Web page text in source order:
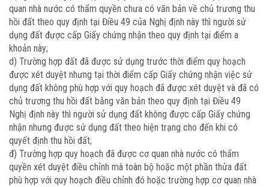
quan nhà nước có thẩm quyền chưa có văn bản về chủ trương thu
hồi đất theo quy định tại Điều 49 của Nghị định này thì người sử
dụng đất được cấp Giấy chứng nhận theo quy định tại điểm a
khoản này;
d) Trường hợp đất đã được sử dụng trước thời điểm quy hoạch
được xét duyệt nhưng tại thời điểm cấp Giấy chứng nhận việc sử
dụng đất không phù hợp với quy hoạch đã được xét duyệt và đã có
chủ trương thu hồi đất bằng văn bản theo quy định tại Điều 49
Nghị định này thì người sử dụng đất không được cấp Giấy chứng
nhận nhưng được sử dụng đất theo hiện trạng cho đến khi có
quyết định thu hồi đất;
đ) Trường hợp quy hoạch đã được cơ quan nhà nước có thẩm
quyền xét duyệt điều chỉnh mà toàn bộ hoặc một phần thửa đất
phù hợp với quy hoạch điều chỉnh đó hoặc trường hợp cơ quan nhà